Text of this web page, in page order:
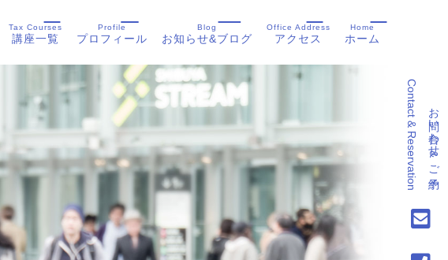
お問い合わせ&ご予約
Contact & Reservation
Tax Courses
講座一覧
Profile
プロフィール
Blog
お知らせ&ブログ
Office Address
アクセス
Home
ホーム